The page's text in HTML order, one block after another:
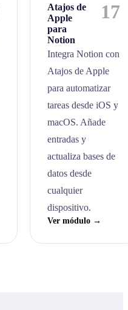
Atajos de
Apple
para
Notion
17
Integra Notion con
Atajos de Apple
para automatizar
tareas desde iOS y
macOS. Añade
entradas y
actualiza bases de
datos desde
cualquier
dispositivo.
Ver módulo →